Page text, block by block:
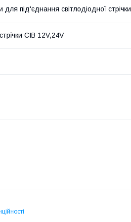
для під'єднання світлодіодної стрічки
СІВ 12V,24V